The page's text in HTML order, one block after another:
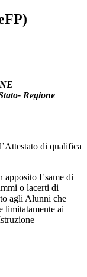
Regione
di qualifica
apposito Esame di
o lacerti di
agli Alunni che
limitatamente ai